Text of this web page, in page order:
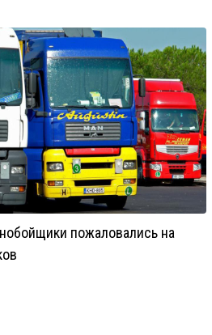
пожаловались на